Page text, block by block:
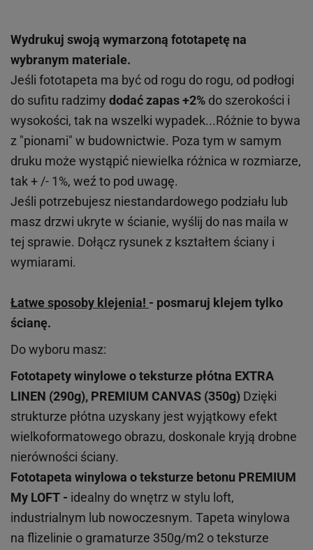
Wydrukuj swoją wymarzoną fototapetę na
wybranym materiale.
Jeśli fototapeta ma być od rogu do rogu, od podłogi
do sufitu radzimy dodać zapas +2% do szerokości i
wysokości, tak na wszelki wypadek...Różnie to bywa
z "pionami" w budownictwie. Poza tym w samym
druku może wystąpić niewielka różnica w rozmiarze,
tak + /- 1%, weź to pod uwagę.
Jeśli potrzebujesz niestandardowego podziału lub
masz drzwi ukryte w ścianie, wyślij do nas maila w
tej sprawie. Dołącz rysunek z kształtem ściany i
wymiarami.
Łatwe sposoby klejenia! - posmaruj klejem tylko
ścianę.
Do wyboru masz:
Fototapety winylowe oteksturze płótna EXTRA
LINEN (290g), PREMIUM CANVAS (350g) Dzięki
strukturze płótna uzyskany jest wyjątkowy efekt
wielkoformatowego obrazu, doskonale kryją drobne
nierówności ściany.
Fototapeta winylowa oteksturze betonu PREMIUM
My LOFT - idealny do wnętrz w stylu loft,
industrialnym lub nowoczesnym. Tapeta winylowa
na flizelinie o gramaturze 350g/m2 o teksturze